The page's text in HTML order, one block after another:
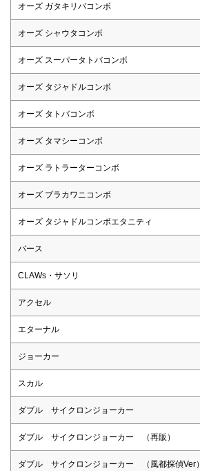
オーズ ガタキリバコンボ
オーズ シャウタコンボ
オーズ スーパータトバコンボ
オーズ タジャドルコンボ
オーズ タトバコンボ
オーズ タマシーコンボ
オーズ ラトラーターコンボ
オーズ ブラカワニコンボ
オーズ タジャドルコンボエタニティ
バース
CLAWs・サソリ
アクセル
エターナル
ジョーカー
スカル
ダブル サイクロンジョーカー
ダブル サイクロンジョーカー （再販）
ダブル サイクロンジョーカー （風都探偵Ver）